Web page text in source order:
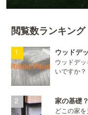
閲覧数ランキング
ウッドデ
ウッドデ
いですか
家の基礎
どこの家